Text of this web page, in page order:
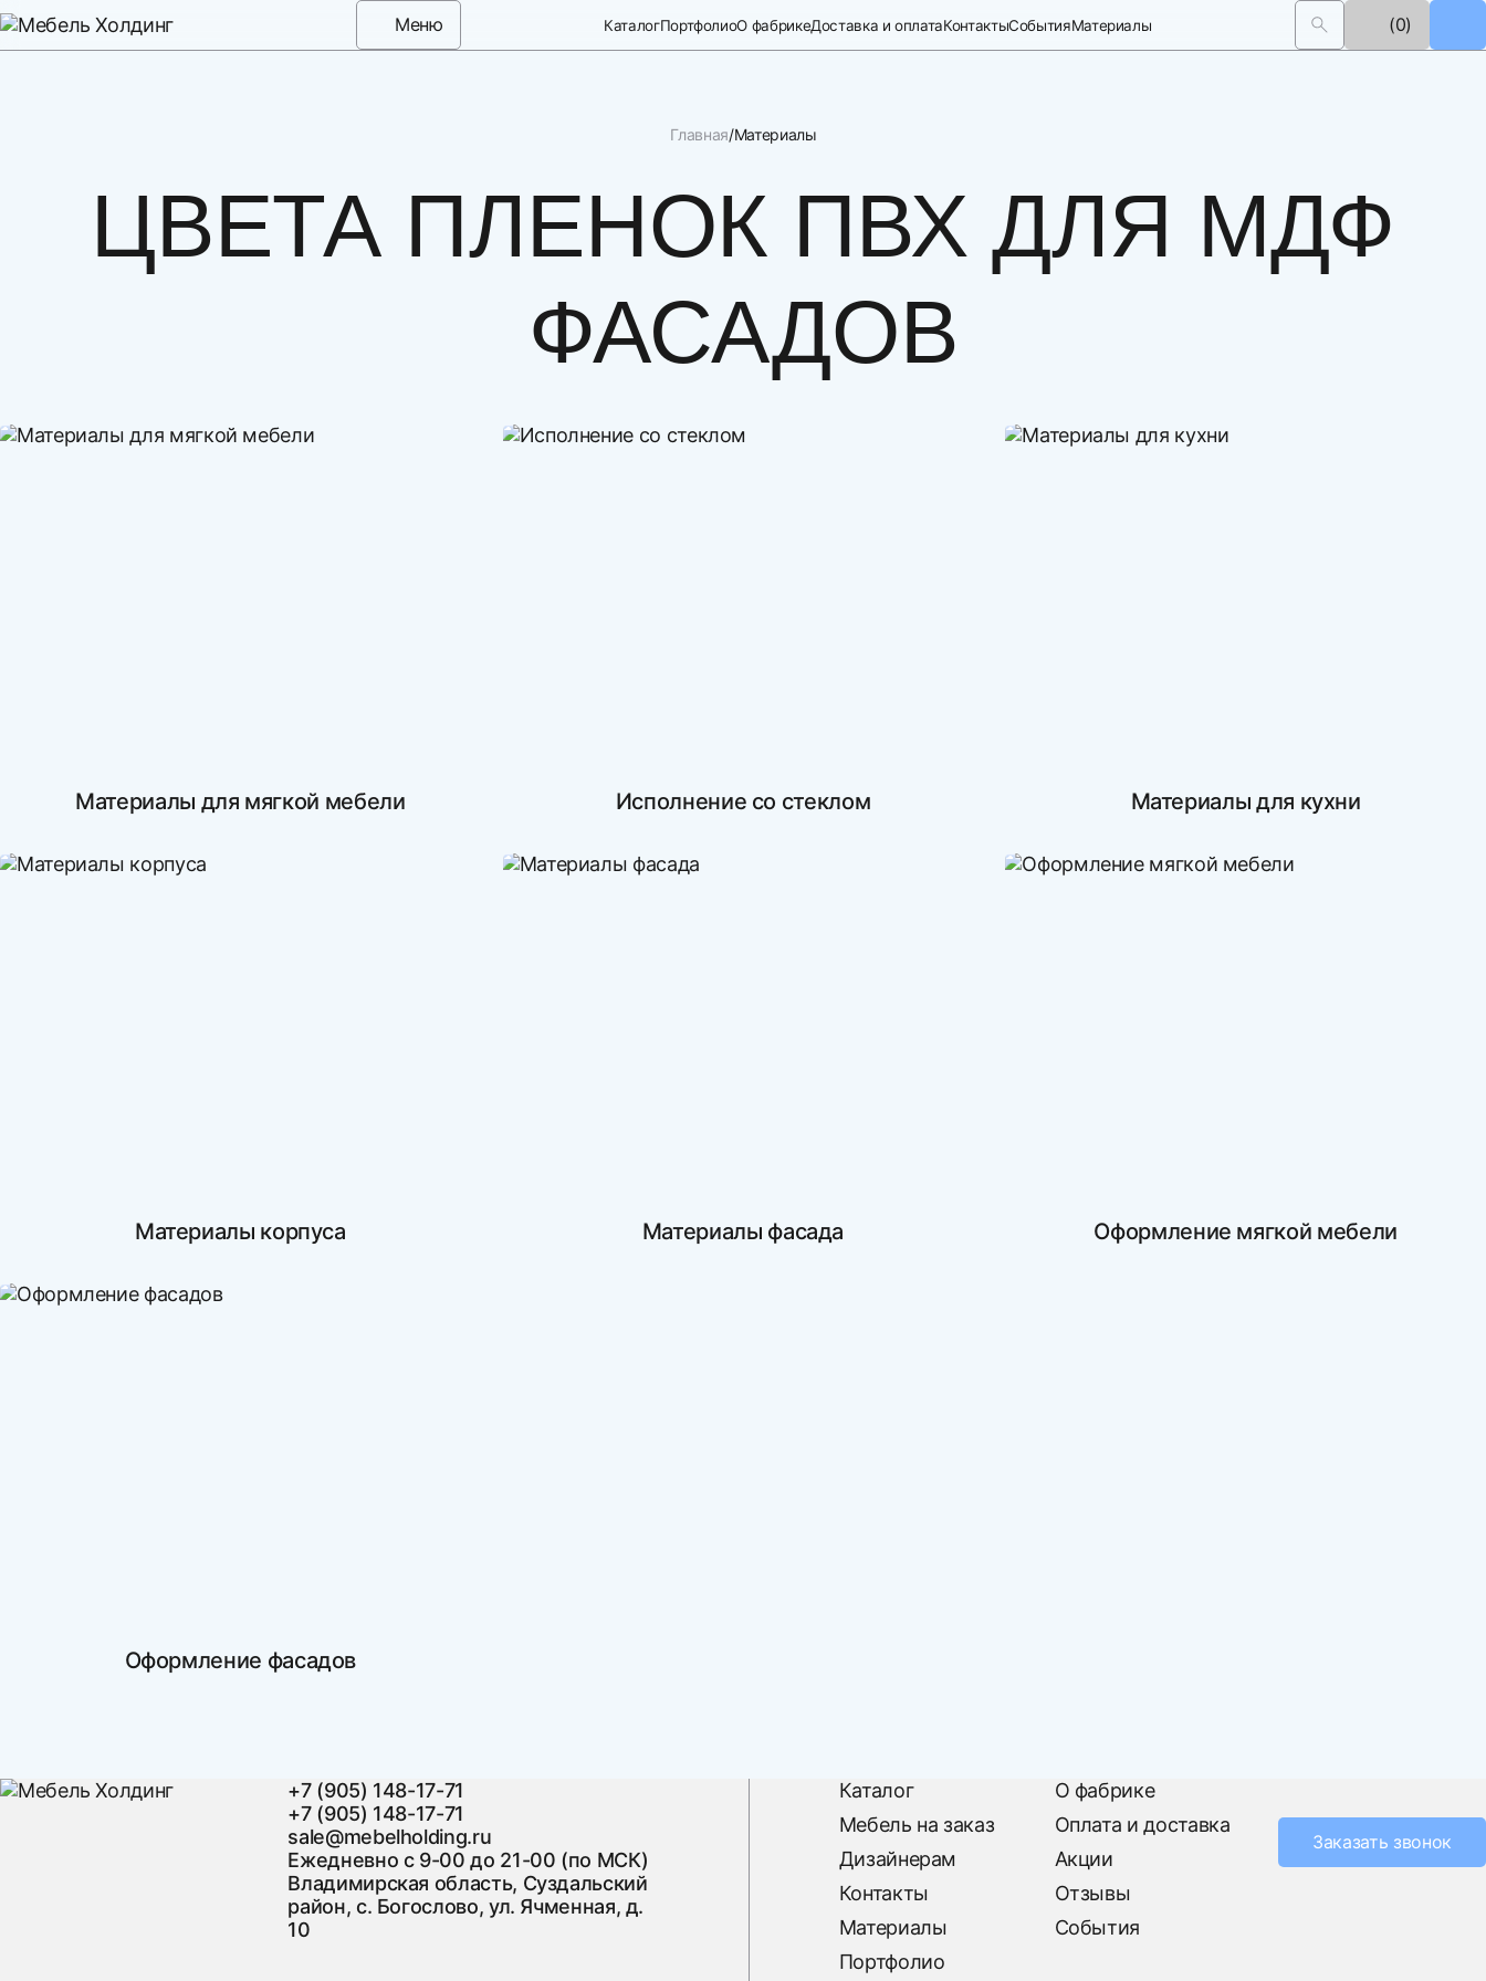
Меню КаталогПортфолиоО фабрикеДоставка и оплатаКонтактыСобытияМатериалы (0)
Главная Материалы
ЦВЕТА ПЛЕНОК ПВХ ДЛЯ МДФ
ФАСАДОВ
Материалы для мягкой мебели Исполнение со стеклом Материалы для кухни
Материалы корпуса Материалы фасада Оформление мягкой мебели
Оформление фасадов
+7 (905) 148-17-71
+7 (905) 148-17-71
sale@mebelholding.ru
Ежедневно с 9-00 до 21-00 (по МСК)
Владимирская область, Суздальский
район, с. Богослово, ул. Ячменная, д.
10
Каталог
Мебель на заказ
Дизайнерам
Контакты
Материалы
Портфолио
О фабрике
Оплата и доставка
Акции
Отзывы
События
Заказать звонок